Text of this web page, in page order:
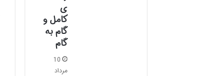
ی
کامل و
گام به
گام
10
مرداد